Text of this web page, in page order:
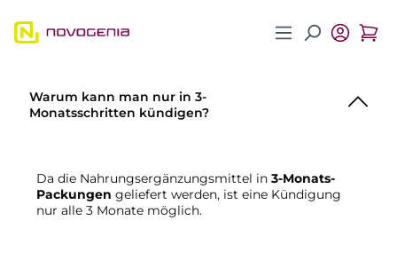
Zum Hauptinhalt springen
Warum kann man nur in 3-
Monatsschritten kündigen?
Da die Nahrungsergänzungsmittel in 3-Monats-
Packungen geliefert werden, ist eine Kündigung
nur alle 3 Monate möglich.